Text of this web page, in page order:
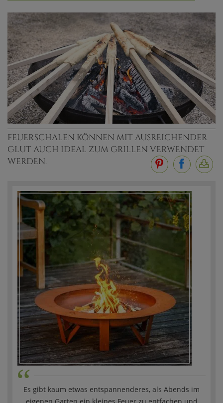
FEUERSCHALEN KÖNNEN MIT AUSREICHENDER
GLUT AUCH IDEAL ZUM GRILLEN VERWENDET
WERDEN.
“Es gibt kaum etwas entspannenderes, als Abends im
eigenen Garten ein kleines Feuer zu entfachen und